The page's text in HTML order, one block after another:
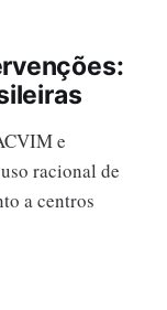
e
racional de
a centros